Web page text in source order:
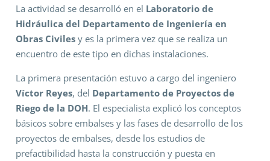
La actividad se desarrolló en el Laboratorio de
Hidráulica del Departamento de Ingeniería en
Obras Civilesy es la primera vez que se realiza un
encuentro de este tipo en dichas instalaciones.
La primera presentación estuvo a cargo del ingeniero
Víctor Reyes, del Departamento de Proyectos de
Riego de la DOH. El especialista explicó los conceptos
básicos sobre embalses y las fases de desarrollo de los
proyectos de embalses, desde los estudios de
prefactibilidad hasta la construcción y puesta en